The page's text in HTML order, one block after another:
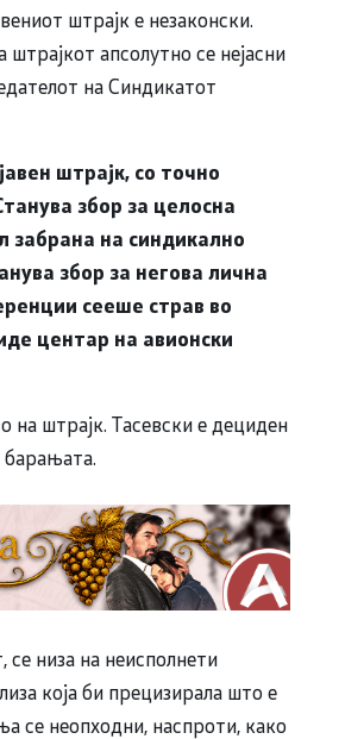
штрајк е незаконски.
апсолутно се нејасни
на Синдикатот
штрајк, со точно
збор за целосна
забрана на синдикално
збор за негова лична
сееше страв во
центар на авионски
на штрајк. Тасевски е дециден
низа на неисполнети
која би прецизирала што е
се неопходни, наспроти, како